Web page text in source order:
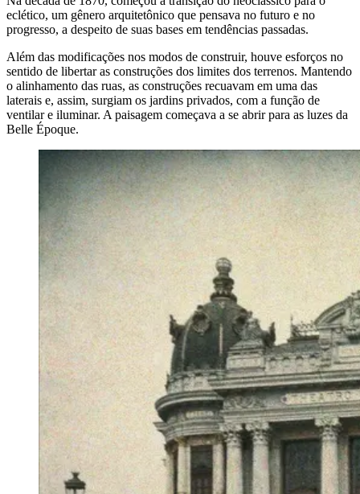
eclético, um gênero arquitetônico que pensava no futuro e no
progresso, a despeito de suas bases em tendências passadas.
Além das modificações nos modos de construir, houve esforços no
sentido de libertar as construções dos limites dos terrenos. Mantendo
o alinhamento das ruas, as construções recuavam em uma das
laterais e, assim, surgiam os jardins privados, com a função de
ventilar e iluminar. A paisagem começava a se abrir para as luzes da
Belle Époque.